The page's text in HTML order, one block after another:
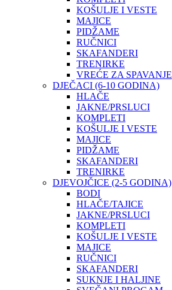
KOŠULJE I VESTE
MAJICE
PIDŽAME
RUČNICI
SKAFANDERI
TRENIRKE
VREĆE ZA SPAVANJE
DJEČACI (6-10 GODINA)
HLAČE
JAKNE/PRSLUCI
KOMPLETI
KOŠULJE I VESTE
MAJICE
PIDŽAME
SKAFANDERI
TRENIRKE
DJEVOJČICE (2-5 GODINA)
BODI
HLAČE/TAJICE
JAKNE/PRSLUCI
KOMPLETI
KOŠULJE I VESTE
MAJICE
RUČNICI
SKAFANDERI
SUKNJE I HALJINE